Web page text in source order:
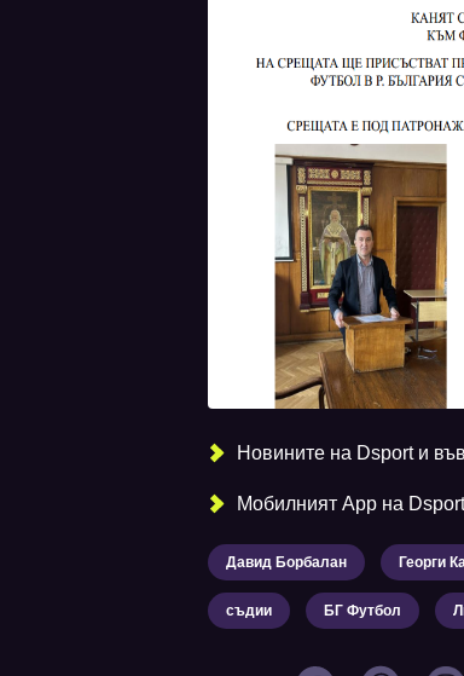
Новините на Dsport и във
Мобилният Аpp на Dsport
Давид Борбалан Георги
съдии БГ Футбол